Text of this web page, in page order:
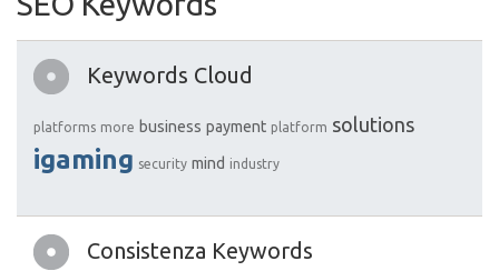
Keywords Cloud
platforms more business payment platform solutions
igaming security mind industry
Consistenza Keywords